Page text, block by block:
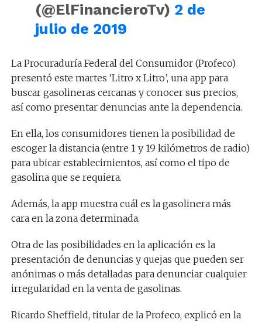
(@ElFinancieroTv) 2 de
julio de 2019
La Procuraduría Federal del Consumidor (Profeco)
presentó este martes ‘Litro x Litro’, una app para
buscar gasolineras cercanas y conocer sus precios,
así como presentar denuncias ante la dependencia.
En ella, los consumidores tienen la posibilidad de
escoger la distancia (entre 1 y 19 kilómetros de radio)
para ubicar establecimientos, así como el tipo de
gasolina que se requiera.
Además, la app muestra cuál es la gasolinera más
cara en la zona determinada.
Otra de las posibilidades en la aplicación es la
presentación de denuncias y quejas que pueden ser
anónimas o más detalladas para denunciar cualquier
irregularidad en la venta de gasolinas.
Ricardo Sheffield, titular de la Profeco, explicó en la